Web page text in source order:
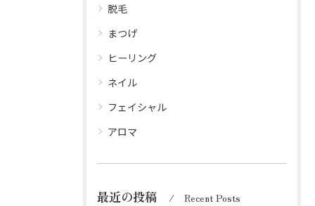
脱毛
まつげ
ヒーリング
ネイル
フェイシャル
アロマ
最近の投稿 Recent Posts